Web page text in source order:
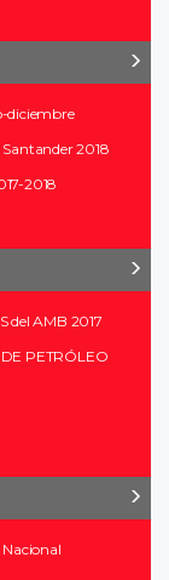
diciembre
2018
2018
del AMB 2017
PETRÓLEO